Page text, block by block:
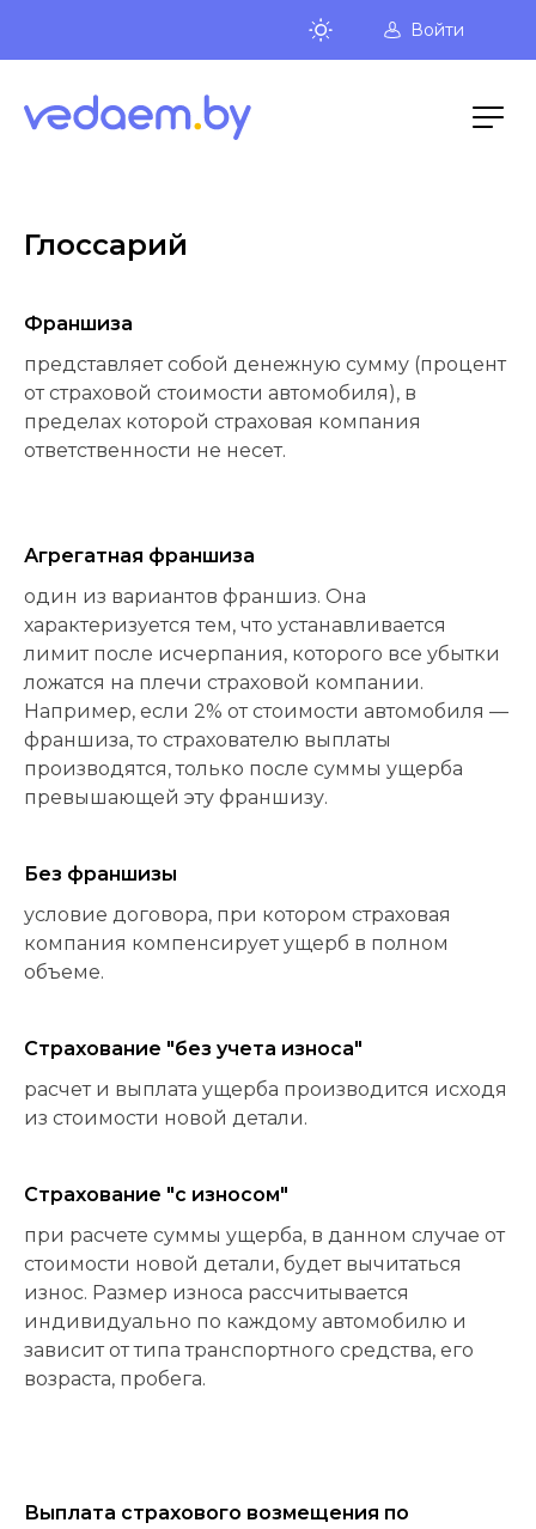
Войти
Глоссарий
Франшиза
представляет собой денежную сумму (процент
от страховой стоимости автомобиля), в
пределах которой страховая компания
ответственности не несет.
Агрегатная франшиза
один из вариантов франшиз. Она
характеризуется тем, что устанавливается
лимит после исчерпания, которого все убытки
ложатся на плечи страховой компании.
Например, если 2% от стоимости автомобиля —
франшиза, то страхователю выплаты
производятся, только после суммы ущерба
превышающей эту франшизу.
Без франшизы
условие договора, при котором страховая
компания компенсирует ущерб в полном
объеме.
Страхование "без учета износа"
расчет и выплата ущерба производится исходя
из стоимости новой детали.
Страхование "с износом"
при расчете суммы ущерба, в данном случае от
стоимости новой детали, будет вычитаться
износ. Размер износа рассчитывается
индивидуально по каждому автомобилю и
зависит от типа транспортного средства, его
возраста, пробега.
Выплата страхового возмещения по